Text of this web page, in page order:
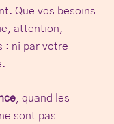
. Que vos besoins
attention,
: ni par votre
, quand les
sont pas